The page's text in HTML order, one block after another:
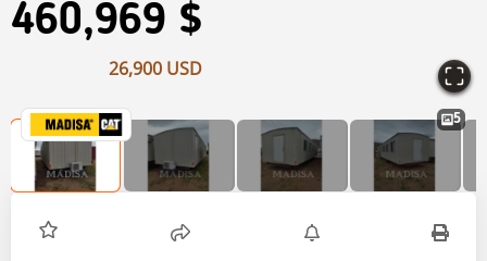
460,969 $
26,900 USD
5